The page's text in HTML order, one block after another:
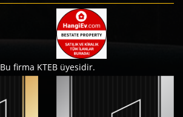
Bu firma KTEB üyesidir.